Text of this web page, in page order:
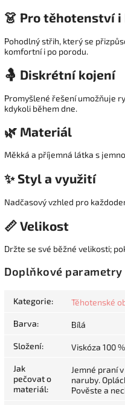
👗 Pro těhotenství i
Pohodlný střih, který se
komfortní i po porodu.
🤱 Diskrétní kojení
Promyšlené řešení umožňuje
kdykoli během dne.
🌿 Materiál
Měkká a příjemná látka s
✨ Styl a využití
Nadčasový vzhled pro
📏 Velikost
Držte se své běžné velikosti;
Doplňkové parametry
Kategorie: Těhotenské
Barva: Bílá
Složení: Viskóza 100 %
Jak
pečovat o
materiál:
Jemné praní
naruby.
Pověste a